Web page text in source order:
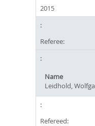
2015
Referee:
Name
Leidhold,
Refereed: